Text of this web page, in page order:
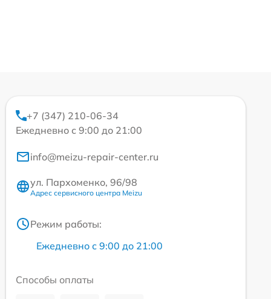
+7 (347) 210-06-34
Ежедневно с 9:00 до 21:00
info@meizu-repair-center.ru
ул. Пархоменко, 96/98
Адрес сервисного центра Meizu
Режим работы:
Ежедневно с 9:00 до 21:00
Способы оплаты